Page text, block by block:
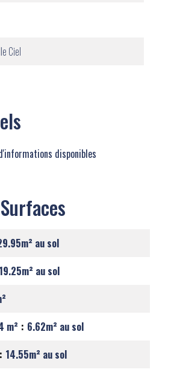
Ciel
disponibles
Surfaces
au sol
19.25m² au sol
m²
6.62m² au sol
14.55m² au sol